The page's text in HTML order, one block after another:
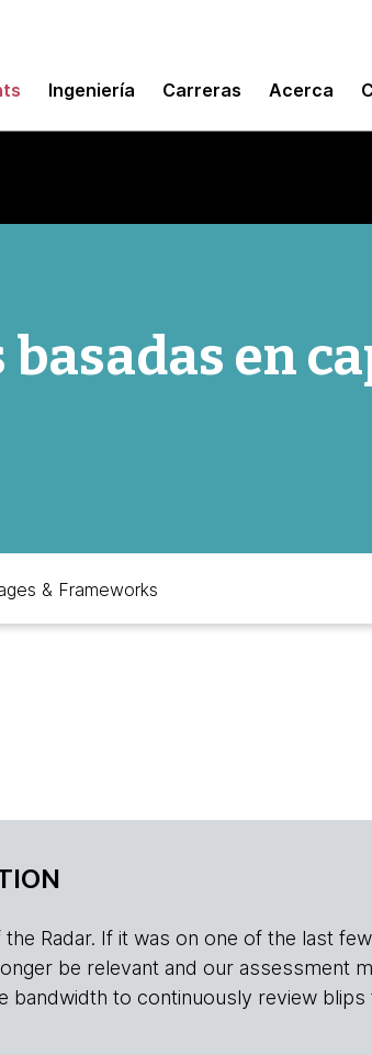
Ingeniería Carreras Acerca
en
& Frameworks
Radar. If it was on one of the last
be relevant and our assessment
bandwidth to continuously review